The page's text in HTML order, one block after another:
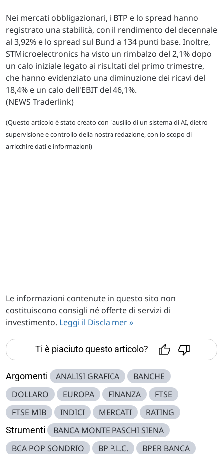
Nei mercati obbligazionari, i BTP e lo spread hanno
registrato una stabilità, con il rendimento del decennale
al 3,92% e lo spread sul Bund a 134 punti base. Inoltre,
STMicroelectronics ha visto un rimbalzo del 2,1% dopo
un calo iniziale legato ai risultati del primo trimestre,
che hanno evidenziato una diminuzione dei ricavi del
18,4% e un calo dell'EBIT del 46,1%.
(NEWS Traderlink)
(Questo articolo è stato creato con l'ausilio di un sistema di AI, dietro
supervisione e controllo della nostra redazione, con lo scopo di
arricchire dati e informazioni)
Le informazioni contenute in questo sito non
costituiscono consigli né offerte di servizi di
investimento. Leggi il Disclaimer »
Ti è piaciuto questo articolo?
Argomenti ANALISI GRAFICA
BANCHE
DOLLARO
EUROPA FINANZA
FTSE
FTSE MIB
INDICI MERCATI RATING
Strumenti
BANCA MONTE PASCHI SIENA
BCA POP SONDRIO
BP P.L.C. BPER BANCA